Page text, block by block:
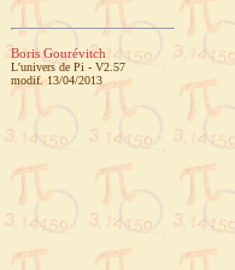
Boris Gourévitch
L'univers de Pi - V2.57
modif. 13/04/2013